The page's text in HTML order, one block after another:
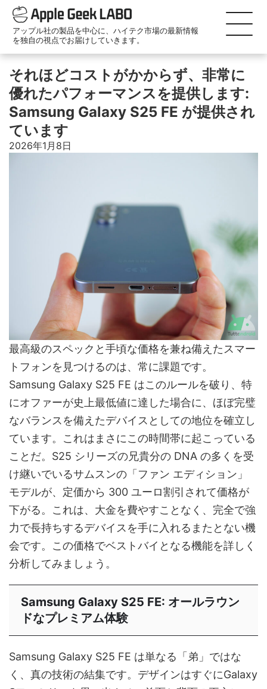
アップル社の製品を中心に、ハイテク市場の最新情報
を独自の視点でお届けしていきます。
それほどコストがかからず、非常に
優れたパフォーマンスを提供します:
Samsung Galaxy S25 FE が提供され
ています
2026年1月8日
最高級のスペックと手頃な価格を兼ね備えたスマー
トフォンを見つけるのは、常に課題です。
Samsung Galaxy S25 FE はこのルールを破り、特
にオファーが史上最低値に達した場合に、ほぼ完璧
なバランスを備えたデバイスとしての地位を確立し
ています。これはまさにこの時間帯に起こっている
ことだ。S25 シリーズの兄貴分の DNA の多くを受
け継いでいるサムスンの「ファン エディション」
モデルが、定価から 300 ユーロ割引されて価格が
下がる。これは、大金を費やすことなく、完全で強
力で長持ちするデバイスを手に入れるまたとない機
会です。この価格でベストバイとなる機能を詳しく
分析してみましょう。
Samsung Galaxy S25 FE: オールラウン
ドなプレミアム体験
Samsung Galaxy S25 FE は単なる「弟」ではな
く、真の技術の結集です。デザインはすぐにGalaxy